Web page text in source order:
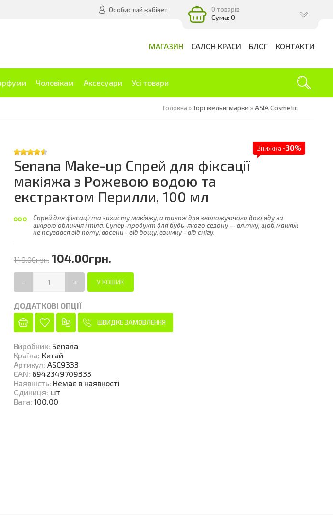
Особистий кабінет 0 товарів
Сума: 0
МАГАЗИН САЛОН КРАСИ БЛОГ КОНТАКТИ
Чоловікам Аксесуари Усі товари
Головна »Торгівельні марки »ASIA Cosmetic
Знижка -30%
Senana Make-up Спрей для фіксації
макіяжа з Рожевою водою та
екстрактом Перилли, 100 мл
Спрей для фіксації та захисту макіяжу, а також для зволожуючого догляду за
шкірою обличчя і тіла. Супер-продукт для будь-якого сезону — влітку, щоб макіяж
не псувався від поту, восени - від дощу, взимку - від снігу.
149.00грн. 104.00грн.
- +
ДОДАТКОВІ ОПЦІЇ
ШВИДКЕ ЗАМОВЛЕННЯ
Виробник: Senana
Країна: Китай
Артикул: ASC9333
EAN: 6942349709333
Наявність: Немає в наявності
Одиниця: шт
Вага: 100.00